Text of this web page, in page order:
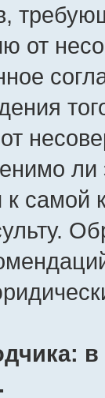
от
ли
самой